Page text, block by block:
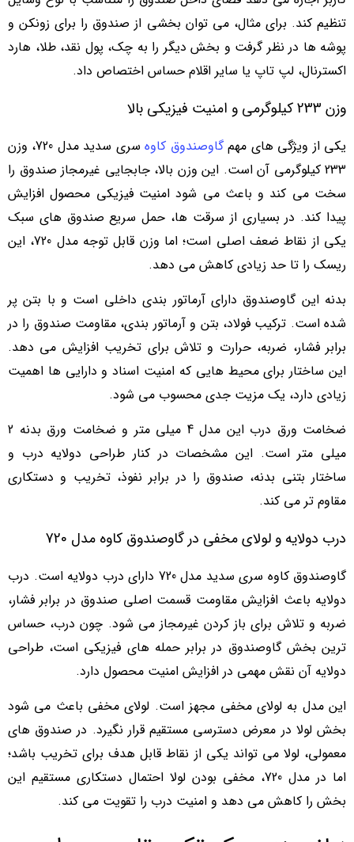
تنظیم کند. برای مثال، می توان بخشی از صندوق را برای زونکن و
پوشه ها در نظر گرفت و بخش دیگر را به چک، پول نقد، طلا، هارد
اکسترنال، لپ تاپ یا سایر اقلام حساس اختصاص داد.
وزن 233 کیلوگرمی و امنیت فیزیکی بالا
یکی از ویژگی های مهمگاوصندوق کاوه
سری سدید مدل 720، وزن
233 کیلوگرمی آن است. این وزن بالا، جابجایی غیرمجاز صندوق را
سخت می کند و باعث می شود امنیت فیزیکی محصول افزایش
پیدا کند. در بسیاری از سرقت ها، حمل سریع صندوق های سبک
یکی از نقاط ضعف اصلی است؛ اما وزن قابل توجه مدل 720، این
ریسک را تا حد زیادی کاهش می دهد.
بدنه این گاوصندوق دارای آرماتور بندی داخلی است و با بتن پر
شده است. ترکیب فولاد، بتن و آرماتور بندی، مقاومت صندوق را در
برابر فشار، ضربه، حرارت و تلاش برای تخریب افزایش می دهد.
این ساختار برای محیط هایی که امنیت اسناد و دارایی ها اهمیت
زیادی دارد، یک مزیت جدی محسوب می شود.
ضخامت ورق درب این مدل 4 میلی متر و ضخامت ورق بدنه 2
میلی متر است. این مشخصات در کنار طراحی دولایه درب و
ساختار بتنی بدنه، صندوق را در برابر نفوذ، تخریب و دستکاری
مقاوم تر می کند.
درب دولایه و لولای مخفی در گاوصندوق کاوه مدل 720
گاوصندوق کاوه سری سدید مدل 720 دارای درب دولایه است. درب
دولایه باعث افزایش مقاومت قسمت اصلی صندوق در برابر فشار،
ضربه و تلاش برای باز کردن غیرمجاز می شود. چون درب، حساس
ترین بخش گاوصندوق در برابر حمله های فیزیکی است، طراحی
دولایه آن نقش مهمی در افزایش امنیت محصول دارد.
این مدل به لولای مخفی مجهز است. لولای مخفی باعث می شود
بخش لولا در معرض دسترسی مستقیم قرار نگیرد. در صندوق های
معمولی، لولا می تواند یکی از نقاط قابل هدف برای تخریب باشد؛
اما در مدل 720، مخفی بودن لولا احتمال دستکاری مستقیم این
بخش را کاهش می دهد و امنیت درب را تقویت می کند.